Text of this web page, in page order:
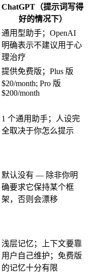
ChatGPT（提示词写得
好的情况下）
通用型助手；OpenAI
明确表示不建议用于心
理治疗
提供免费版；Plus 版
$20/month; Pro 版
$200/month
1 个通用助手；人设完
全取决于你怎么提示
默认没有 — 除非你明
确要求它保持某个框
架，否则会漂移
浅层记忆；上下文要靠
用户自己维护；免费版
的记忆十分有限